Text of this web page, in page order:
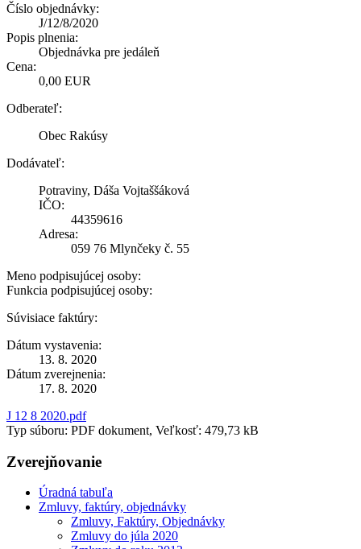
Číslo objednávky:
J/12/8/2020
Popis plnenia:
Objednávka pre jedáleň
Cena:
0,00 EUR
Odberateľ:
Obec Rakúsy
Dodávateľ:
Potraviny, Dáša Vojtaššáková
IČO:
44359616
Adresa:
059 76 Mlynčeky č. 55
Meno podpisujúcej osoby:
Funkcia podpisujúcej osoby:
Súvisiace faktúry:
Dátum vystavenia:
13. 8. 2020
Dátum zverejnenia:
17. 8. 2020
J 12 8 2020.pdf
Typ súboru: PDF dokument, Veľkosť: 479,73 kB
Zverejňovanie
Úradná tabuľa
Zmluvy, faktúry, objednávky
Zmluvy, Faktúry, Objednávky
Zmluvy do júla 2020